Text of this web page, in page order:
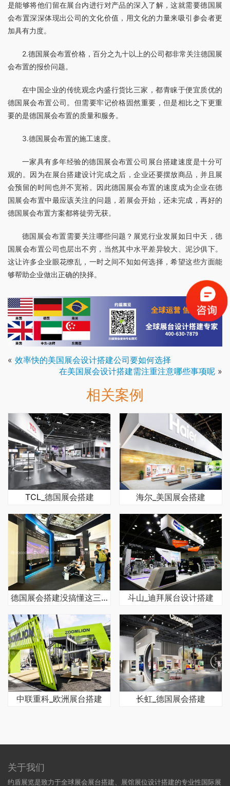
是能够将他们留在展台内进行对产品的深入了解，这就需要德国展
会布置深深体现出公司的文化价值，用文化的力量来吸引参会者更
加具有力度。
2.德国展会布置价格，百分之九十以上的公司都非常关注德国展
会布置的报价问题。
在中国企业的传统观念内盛行货比三家，都青睐于便宜质优的
德国展会布置公司。但需要牢记价格固然重要，但是相比之下更重
要的是德国展会布置的质量和服务。
3.德国展会布置的施工速度。
一家具有多年经验的德国展会布置公司展台搭建速度是十分可
观的。因为在展台搭建设计完成之后，企业还要摆放商品，并且展
会预留的时间也并不宽裕。因此德国展会布置的速度成为企业在德
国展会布置中最应该关注的问题，若展会开始，还未完成，再好的
德国展会布置方案都将徒劳无获。
德国展会布置需要关注哪些问题？展览行业发展如日中天，德
国展会布置公司也层出不穷，当然其中水平差异较大、泥沙俱下。
这让许多企业眼花缭乱，一时之间不知如何选择，希望这些方面能
够帮助企业做出正确的抉择。
« 效率快的美国展会设计搭建公司要如何选择
在美国展会设计搭建需注重注意哪些事项呢 »
相关案例
TCL_德国展会搭建 海尔_美国展会搭建
德国展会搭建没搞懂这三点，预算至少多花50% 斗山_迪拜展台设计搭建
中联重科_欧洲展台搭建 长虹_德国展会搭建
关于我们
约盾展览是致力于全球展会展台搭建、展馆展位设计搭建的专业性国际展